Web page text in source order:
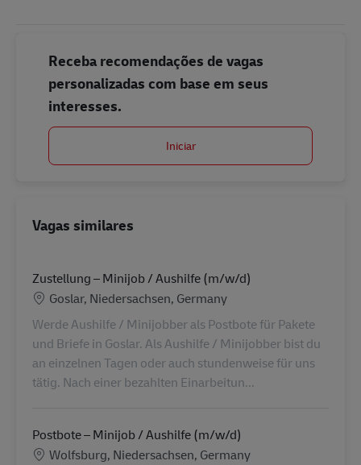
Receba recomendações de vagas
personalizadas com base em seus
interesses.
Iniciar
Vagas similares
Zustellung – Minijob / Aushilfe (m/w/d)
Localização
Goslar, Niedersachsen, Germany
Werde Aushilfe / Minijobber als Postbote für Pakete
und Briefe in Goslar. Als Aushilfe / Minijobber bist du
an einzelnen Tagen oder auch stundenweise für uns
tätig. Nach einer bezahlten Einarbeitun...
Postbote – Minijob / Aushilfe (m/w/d)
Localização
Wolfsburg, Niedersachsen, Germany